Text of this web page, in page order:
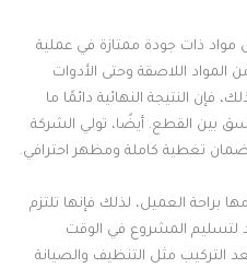
مواد ذات جودة ممتازة في عملية
المواد اللاصقة وحتى الأدوات
فإن النتيجة النهائية دائمًا ما
بين القطع. أيضًا، تولي الشركة
لضمان تغطية كاملة ومظهر احترافي.
براحة العميل، لذلك فإنها تلتزم
لتسليم المشروع في الوقت
التركيب مثل التنظيف والصيانة